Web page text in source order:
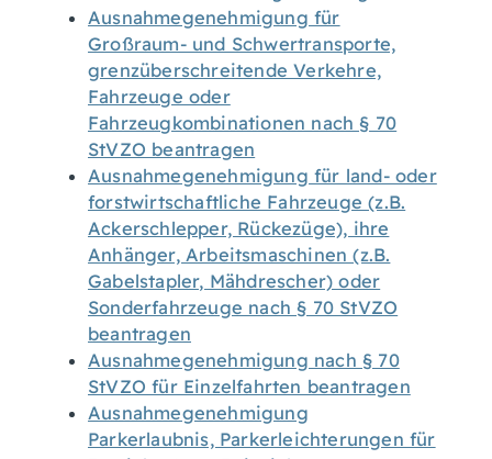
Ausnahmegenehmigung für
Großraum- und Schwertransporte,
grenzüberschreitende Verkehre,
Fahrzeuge oder
Fahrzeugkombinationen nach § 70
StVZO beantragen
Ausnahmegenehmigung für land- oder
forstwirtschaftliche Fahrzeuge (z.B.
Ackerschlepper, Rückezüge), ihre
Anhänger, Arbeitsmaschinen (z.B.
Gabelstapler, Mähdrescher) oder
Sonderfahrzeuge nach § 70 StVZO
beantragen
Ausnahmegenehmigung nach § 70
StVZO für Einzelfahrten beantragen
Ausnahmegenehmigung
Parkerlaubnis, Parkerleichterungen für